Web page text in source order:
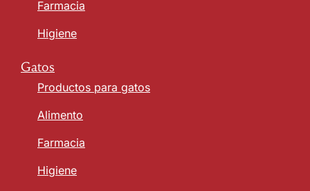
Farmacia
Higiene
Gatos
Productos para gatos
Alimento
Farmacia
Higiene